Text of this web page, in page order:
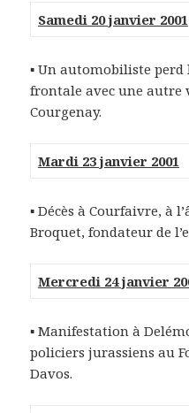
Samedi 20 janvier 2001
▪ Un automobiliste
frontale avec une autre
Courgenay.
Mardi 23 janvier 2001
▪ Décès à Courfaivre, à
Broquet, fondateur de
Mercredi 24 janvier
▪ Manifestation à
policiers jurassiens au
Davos.